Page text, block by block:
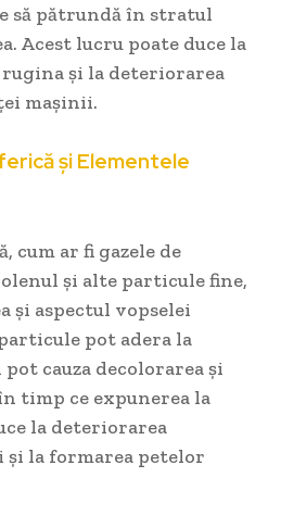
să pătrundă în stratul
Acest lucru poate duce la
rugina și la deteriorarea
mașinii.
și Elementele
cum ar fi gazele de
și alte particule fine,
și aspectul vopselei
pot adera la
cauza decolorarea și
timp ce expunerea la
la deteriorarea
și la formarea petelor